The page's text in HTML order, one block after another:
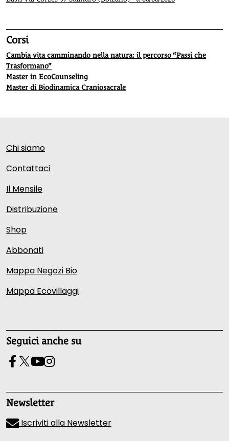
Corsi
Cambia vita camminando nella natura: il percorso “Passi che
Trasformano”
Master in EcoCounseling
Master di Biodinamica Craniosacrale
Chi siamo
Contattaci
Il Mensile
Distribuzione
Shop
Abbonati
Mappa Negozi Bio
Mappa Ecovillaggi
Seguici anche su
Newsletter
Iscriviti alla Newsletter